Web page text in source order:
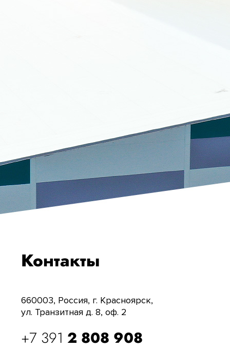
Контакты
660003, Россия, г. Красноярск,
ул. Транзитная д. 8, оф. 2
+7 3912 808 908